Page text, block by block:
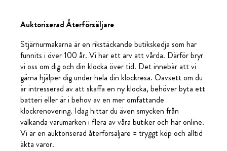
Auktoriserad Återförsäljare
Stjärnurmakarna är en rikstäckande butikskedja som har
funnits i över 100 år. Vi har ett arv att vårda. Därför bryr
vi oss om dig och din klocka över tid. Det innebär att vi
gärna hjälper dig under hela din klockresa. Oavsett om du
är intresserad av att skaffa en ny klocka, behöver byta ett
batteri eller är i behov av en mer omfattande
klockrenovering. Idag hittar du även smycken från
välkända varumärken i flera av våra butiker och här online.
Vi är en auktoriserad återförsäljare = tryggt köp och alltid
äkta varor.